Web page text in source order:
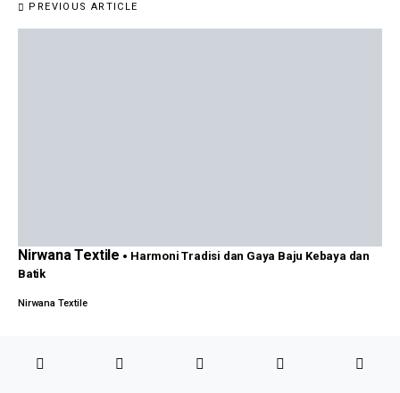
PREVIOUS ARTICLE
Nirwana Textile
Harmoni Tradisi dan Gaya Baju Kebaya dan
Batik
Nirwana Textile